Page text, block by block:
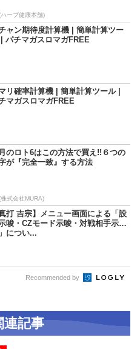
ハーブ健康本舗)
ャン期待度計算機 | 簡単計算ツー
パチマガスロマガFREE
リ確率計算機 | 簡単計算ツール |
マガスロマガFREE
のロト6はこの方法で買え!!６つの
が『完全一致』する方法
株式会社MURA)
真打 吉宗】メニュー画面による「設
唆・CZモード示唆・対戦相手示
につい...
Recommended by
連記事